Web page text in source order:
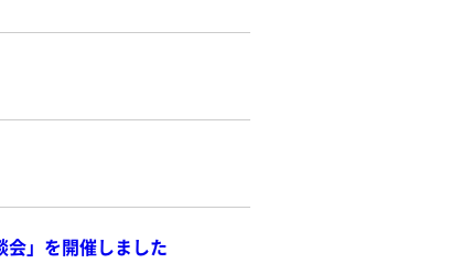
」を開催しました